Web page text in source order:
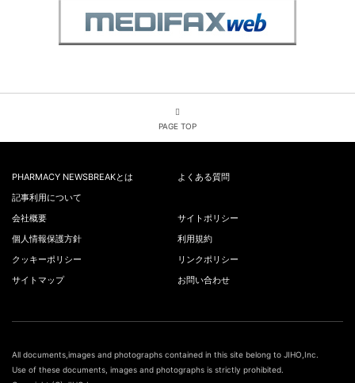
PAGE TOP
PHARMACY NEWSBREAKとは
よくある質問
記事利用について
会社概要
サイトポリシー
個人情報保護方針
利用規約
クッキーポリシー
リンクポリシー
サイトマップ
お問い合わせ
All documents,images and photographs contained in this site belong to JIHO,Inc.
Use of these documents, images and photographs is strictly prohibited.